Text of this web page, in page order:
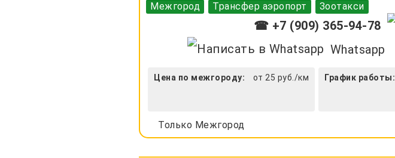
Межгород Трансфер аэропорт Зоотакси
☎ +7 (909) 365-94-78
Whatsapp
Цена по межгороду: от 25 руб./км График работы:
Только Межгород